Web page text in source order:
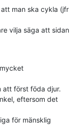
man ska cykla (jfr
vilja säga att sidan
först föda djur.
eftersom det
för mänsklig